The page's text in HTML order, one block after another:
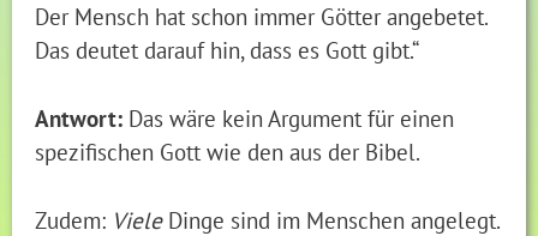
Der Mensch hat schon immer Götter angebetet.
Das deutet darauf hin, dass es Gott gibt.“
Antwort: Das wäre kein Argument für einen
spezifischen Gott wie den aus der Bibel.
Zudem: VieleDinge sind im Menschen angelegt.